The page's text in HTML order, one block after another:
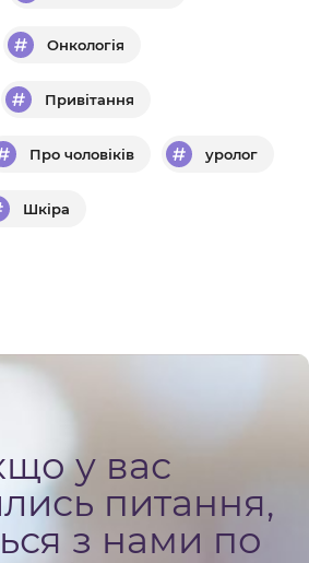
Онкологія
Привітання
Про чоловіків уролог
Шкіра
у вас
питання,
з нами по